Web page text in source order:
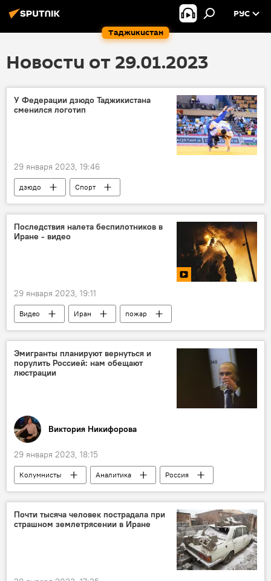
Таджикистан
РУС
Новости от 29.01.2023
У Федерации дзюдо Таджикистана
сменился логотип
29 января 2023, 19:46
дзюдо
Спорт
Таджикистан: свежие новости спорта
Таджикистан
Последствия налета беспилотников в
Иране - видео
29 января 2023, 19:11
Видео Иран
пожар
Происшествия, ЧП, криминал
Эмигранты планируют вернуться и
порулить Россией: нам обещают
люстрации
Виктория Никифорова
29 января 2023, 18:15
Колумнисты Аналитика
Россия
Политика
Почти тысяча человек пострадала при
страшном землетрясении в Иране